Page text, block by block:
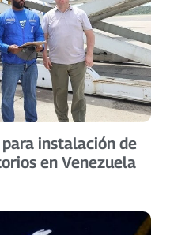
instalación de
en Venezuela